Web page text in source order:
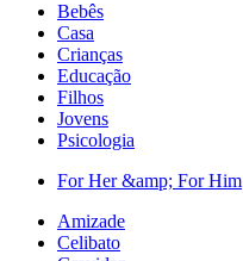
Bebês
Casa
Crianças
Educação
Filhos
Jovens
Psicologia
For Her &amp; For Him
Amizade
Celibato